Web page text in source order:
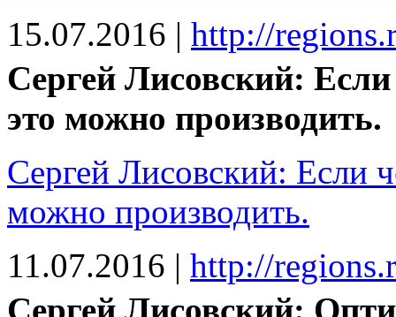
15.07.2016 | http://
Сергей Лисовский:
это можно производить.
Сергей Лисовский: Если
можно производить.
11.07.2016 | http://
Сергей Лисовский: